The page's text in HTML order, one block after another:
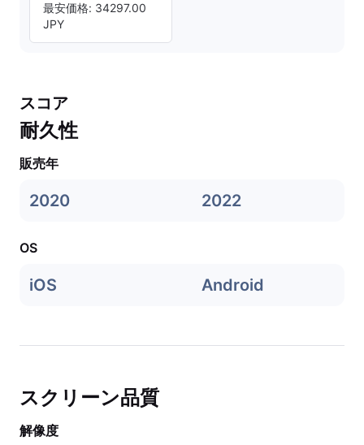
最安価格: 34297.00
JPY
スコア
耐久性
販売年
2020 2022
OS
iOS Android
スクリーン品質
解像度